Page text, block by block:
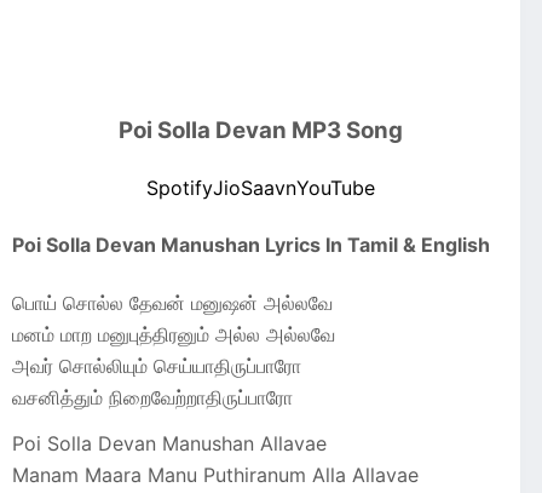
Poi Solla Devan MP3 Song
SpotifyJioSaavnYouTube
Poi Solla Devan Manushan Lyrics In Tamil & English
பொய் சொல்ல தேவன் மனுஷன் அல்லவே
மனம் மாற மனுபுத்திரனும் அல்ல அல்லவே
அவர் சொல்லியும் செய்யாதிருப்பாரோ
வசனித்தும் நிறைவேற்றாதிருப்பாரோ
Poi Solla Devan Manushan Allavae
Manam Maara Manu Puthiranum Alla Allavae